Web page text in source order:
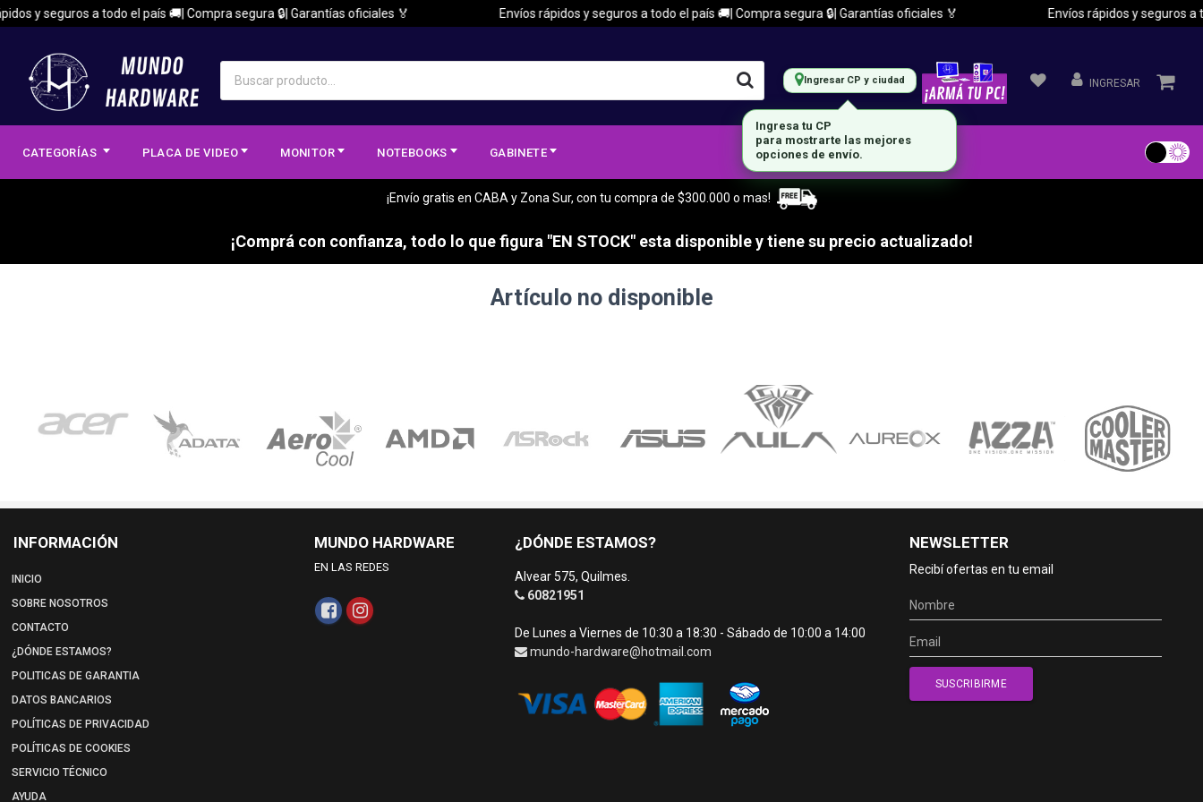
y seguros a todo el país 🚚| Compra segura 🔒| Garantías oficiales 🏅 Envíos rápidos y seguros a todo el país 🚚| Compra segura 🔒| Garantías oficiales 🏅 Envíos rápidos y seguros a
Ingresar CP y ciudad INGRESAR
CATEGORÍAS PLACA DE VIDEO MONITOR NOTEBOOKS GABINETE
¡Envío gratis en CABA y Zona Sur, con tu compra de $300.000 o mas!
¡Comprá con confianza, todo lo que figura "EN STOCK" esta disponible y tiene su precio actualizado!
Artículo no disponible
INFORMACIÓN
INICIO
SOBRE NOSOTROS
CONTACTO
¿DÓNDE ESTAMOS?
POLITICAS DE GARANTIA
DATOS BANCARIOS
POLÍTICAS DE PRIVACIDAD
POLÍTICAS DE COOKIES
SERVICIO TÉCNICO
AYUDA
MUNDO HARDWARE
EN LAS REDES
¿DÓNDE ESTAMOS?
Alvear 575, Quilmes.
60821951
De Lunes a Viernes de 10:30 a 18:30 - Sábado de 10:00 a 14:00
mundo-hardware@hotmail.com
NEWSLETTER
Recibí ofertas en tu email
Ingresa tu CP
para mostrarte las mejores
opciones de envío.